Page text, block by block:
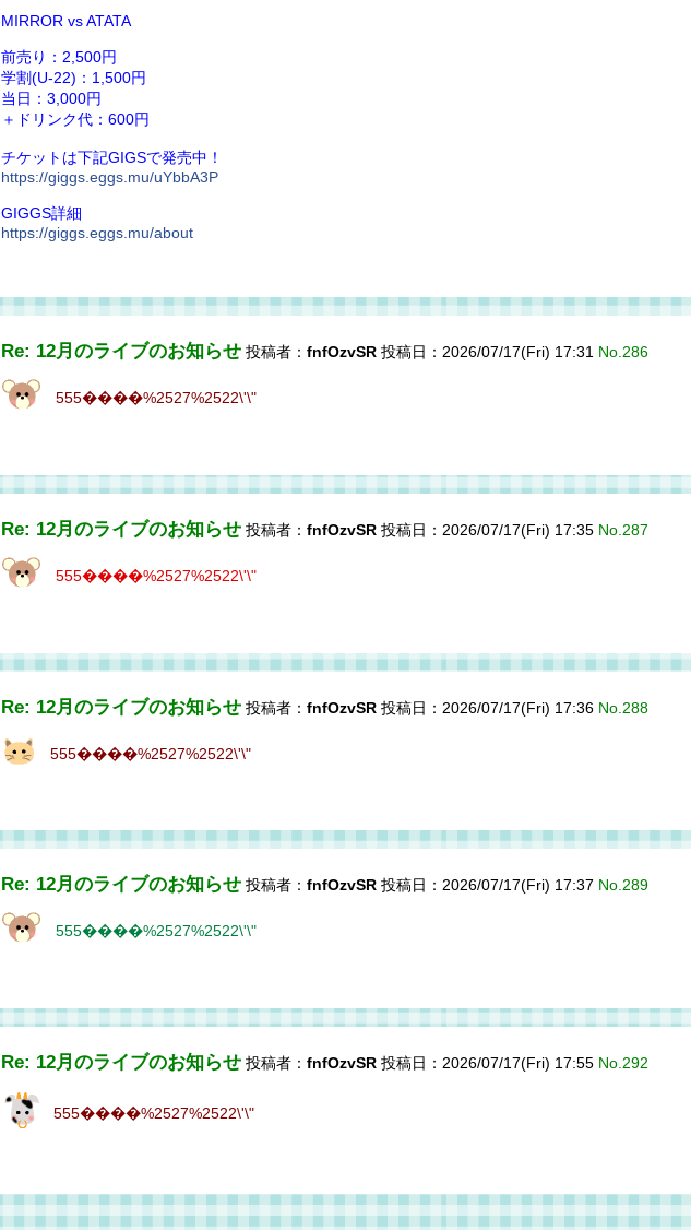
MIRROR vs ATATA
前売り：2,500円
学割(U-22)：1,500円
当日：3,000円
＋ドリンク代：600円
チケットは下記GIGSで発売中！
https://giggs.eggs.mu/uYbbA3P
GIGGS詳細
https://giggs.eggs.mu/about
Re: 12月のライブのお知らせ 投稿者： fnfOzvSR 投稿日：2026/07/17(Fri) 17:31 No.286
555����%2527%2522\'\"
Re: 12月のライブのお知らせ 投稿者： fnfOzvSR 投稿日：2026/07/17(Fri) 17:35 No.287
555����%2527%2522\'\"
Re: 12月のライブのお知らせ 投稿者： fnfOzvSR 投稿日：2026/07/17(Fri) 17:36 No.288
555����%2527%2522\'\"
Re: 12月のライブのお知らせ 投稿者： fnfOzvSR 投稿日：2026/07/17(Fri) 17:37 No.289
555����%2527%2522\'\"
Re: 12月のライブのお知らせ 投稿者： fnfOzvSR 投稿日：2026/07/17(Fri) 17:55 No.292
555����%2527%2522\'\"